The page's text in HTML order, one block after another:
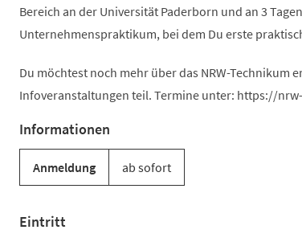
Bereich an der Universität Paderborn und an 3
Unternehmenspraktikum, bei dem Du erste
Du möchtest noch mehr über das NRW-Technikum
Infoveranstaltungen teil. Termine unter: https://
Informationen
Anmeldung ab sofort
Eintritt